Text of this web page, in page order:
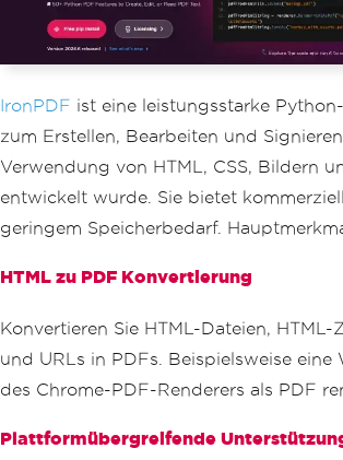
print(unpacked_data )
IronPDF ist eine leistungsstarke
zum Erstellen, Bearbeiten und
Verwendung von HTML, CSS, Bildern
entwickelt wurde. Sie bietet
geringem Speicherbedarf.
HTML zu PDF Konvertierung
Konvertieren Sie HTML-Dateien, HTML-
und URLs in PDFs. Beispielsweise eine
des Chrome-PDF-Renderers als PDF
Plattformübergreifende